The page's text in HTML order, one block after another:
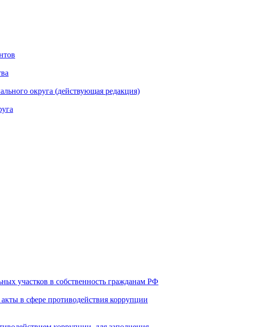
округа (действующая редакция)
участков в собственность гражданам РФ
в сфере противодействия коррупции